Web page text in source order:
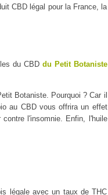
CBD légal pour la France, la
du CBD du Petit Botaniste
Botaniste. Pourquoi ? Car il
au CBD vous offrira un effet
l'insomnie. Enfin, l'huile
légale avec un taux de THC